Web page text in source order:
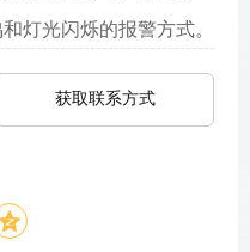
灯光闪烁的报警方式。
获取联系方式